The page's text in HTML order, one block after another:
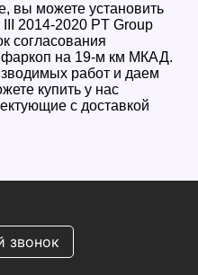
вы можете установить
2014-2020 PT Group
согласования
фаркоп на 19-м км МКАД.
работ и даем
купить у нас
с доставкой
звонок